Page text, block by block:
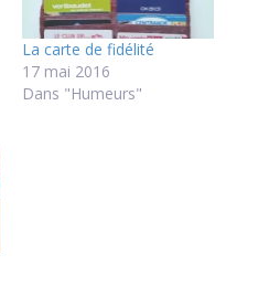
La carte de fidélité
17 mai 2016
Dans "Humeurs"